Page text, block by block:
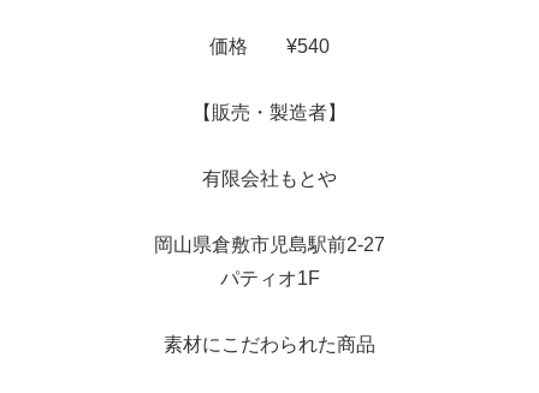
価格 ¥540
【販売・製造者】
有限会社もとや
岡山県倉敷市児島駅前2-27
パティオ1F
素材にこだわられた商品